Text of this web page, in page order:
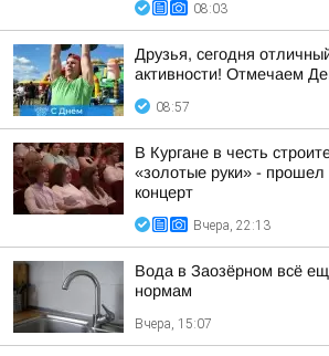
08:03
Друзья, сегодня
активности! Отмечаем
08:57
В Кургане в честь
«золотые руки» -
концерт
Вчера, 22:13
Вода в Заозёрном всё
нормам
Вчера, 15:07